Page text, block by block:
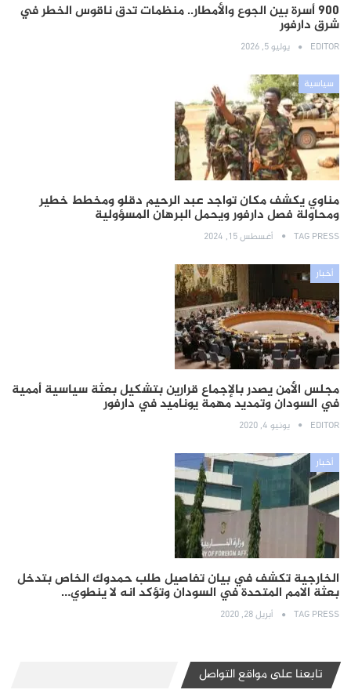
900 أسرة بين الجوع والأمطار.. منظمات تدق ناقوس الخطر في
شرق دارفور
EDITOR يوليو 5, 2026
سياسية
مناوي يكشف مكان تواجد عبد الرحيم دقلو ومخطط خطير
ومحاولة فصل دارفور ويحمل البرهان المسؤولية
TAG PRESS أغسطس 15, 2024
أخبار
مجلس الأمن يصدر بالإجماع قرارين بتشكيل بعثة سياسية أممية
في السودان وتمديد مهمة يوناميد في دارفور
EDITOR يونيو 4, 2020
أخبار
الخارجية تكشف في بيان تفاصيل طلب حمدوك الخاص بتدخل
بعثة الامم المتحدة في السودان وتؤكد انه لا ينطوي…
TAG PRESS أبريل 28, 2020
تابعنا على مواقع التواصل